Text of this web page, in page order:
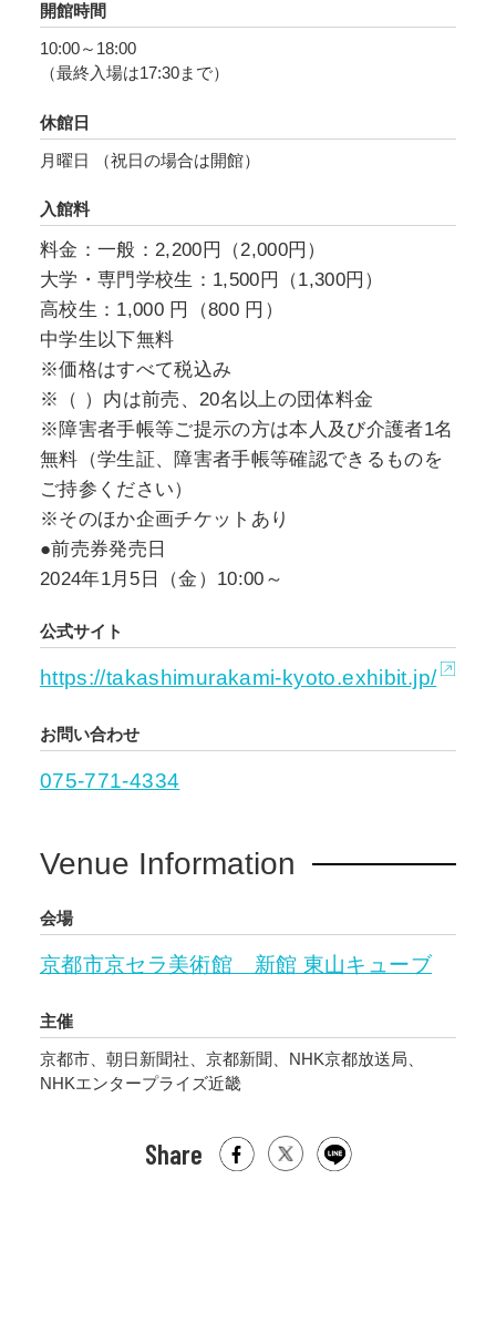
江戸時代に絵師たちが活躍した京都に深い関心
を持ち、インスピレーションを得てきた村上に
めての個展となります。現在、《かわいい夏休
み（黄金の王国の夏休み）》や、「光琳」シリ
ージョンを制作中であるほか、京都とその歴史
を参照した数々の新作を構想しており、美しい
伝統と都市の活気とが交差する京都を舞台に初
公開いたします。常に圧倒的な美的領域を構築
してきた村上隆の新たな世界にご期待くださ
い。
開館時間
10:00～18:00
（最終入場は17:30まで）
休館日
月曜日 （祝日の場合は開館）
入館料
料金：一般：2,200円（2,000円）
⼤学・専門学校生：1,500円（1,300円）
高校生：1,000 円（800 円）
中学生以下無料
※価格はすべて税込み
※（ ）内は前売、20名以上の団体料金
※障害者手帳等ご提示の⽅は本人及び介護者1名
無料（学生証、障害者手帳等確認できるものを
ご持参ください）
※そのほか企画チケットあり
●前売券発売日
2024年1月5日（金）10:00～
公式サイト
https://takashimurakami-kyoto.exhibit.jp/
お問い合わせ
075-771-4334
Venue Information
会場
京都市京セラ美術館 新館 東山キューブ
主催
京都市、朝日新聞社、京都新聞、NHK京都放送局、
NHKエンタープライズ近畿
Share